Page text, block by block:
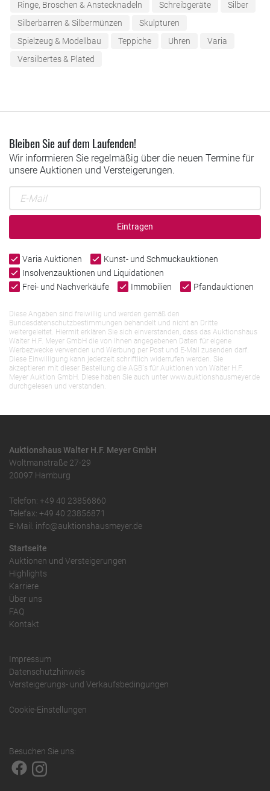
Ringe, Broschen & Anstecknadeln
Schreibgeräte
Silber
Silberbarren & Silbermünzen
Skulpturen
Spielzeug & Modellbau
Teppiche Uhren
Varia
Versilbertes & Plated
Bleiben Sie auf dem Laufenden!
Wir informieren Sie regelmäßig über die neuen Termine für
unsere Auktionen und Versteigerungen.
Eintragen
Varia Auktionen
Kunst- und Schmuckauktionen
Insolvenzauktionen und Liquidationen
Frei- und Nachverkäufe
Immobilien Pfandauktionen
Diese Angaben sind freiwillig und werden gemäß den
Bundesdatenschutzbestimmungen behandelt und nicht an Dritte
weitergeleitet. Hiermit erklären Sie sich einverstanden, dass das Auktionshaus
Walter H.F. Meyer GmbH die von Ihnen angegebenen Daten für eigene
Werbezwecke verwenden und Werbung per Post und E-Mail zusenden darf.
Diese Einwilligung kann jederzeit schriftlich widerrufen werden. Sie
akzeptieren mit dieser Bestellung die AGB`s für Auktionen von Walter H.F.
Meyer Auktion GmbH. Diese haben Sie auch unter www.auktionshausmeyer.de
durchgelesen und verstanden.
Auktionshaus Walter H.F. Meyer GmbH
Woltmanstraße 27-29
20097 Hamburg
Telefon: +49 40 23856860
Telefax: +49 40 23856871
E-Mail: info@auktionshausmeyer.de
Startseite
Auktionen und Versteigerungen
Highlights
Karriere
Über uns
FAQ
Kontakt
Impressum
Datenschutzhinweis
Versteigerungs- und Verkaufsbedingungen
Cookie-Einstellungen
Besuchen Sie uns: